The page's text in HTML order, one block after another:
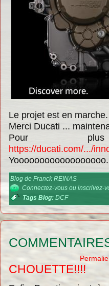
Le projet est en marche.
Merci Ducati ...
Pour
https://ducati.com/.../
Yoooooooooooooooooo.
Blog de Franck REINAS
Connectez-vous ou inscrivez-
Tags Blog: DCF
CHOUETTE!!!!